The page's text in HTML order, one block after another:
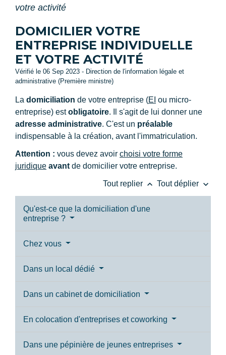
votre activité
DOMICILIER VOTRE
ENTREPRISE INDIVIDUELLE
ET VOTRE ACTIVITÉ
Vérifié le 06 Sep 2023 - Direction de l'information légale et
administrative (Première ministre)
La domiciliation de votre entreprise (EI ou micro-
entreprise) estobligatoire. Il s'agit de lui donner une
adresse administrative. C'est un préalable
indispensable à la création, avant l'immatriculation.
Attention : vous devez avoir choisi votre forme
juridique avant de domicilier votre entreprise.
Tout replier keyboard_arrow_up Tout déplier keyboard_arrow_down
Qu'est-ce que la domiciliation d'une
entreprise ?
Chez vous
Dans un local dédié
Dans un cabinet de domiciliation
En colocation d'entreprises et coworking
Dans une pépinière de jeunes entreprises